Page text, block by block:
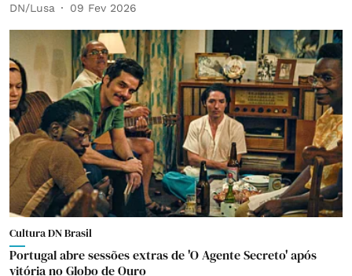
DN/Lusa 09 Fev 2026
Cultura DN Brasil
Portugal abre sessões extras de 'O Agente Secreto' após
vitória no Globo de Ouro